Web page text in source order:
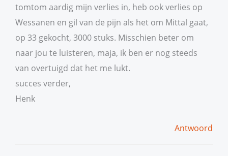
tomtom aardig mijn verlies in, heb ook verlies op
Wessanen en gil van de pijn als het om Mittal gaat,
op 33 gekocht, 3000 stuks. Misschien beter om
naar jou te luisteren, maja, ik ben er nog steeds
van overtuigd dat het me lukt.
succes verder,
Henk
Antwoord